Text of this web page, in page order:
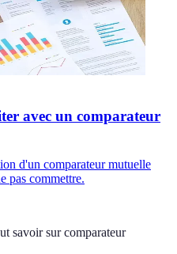
avec un comparateur
d'un comparateur mutuelle
pas commettre.
savoir sur comparateur